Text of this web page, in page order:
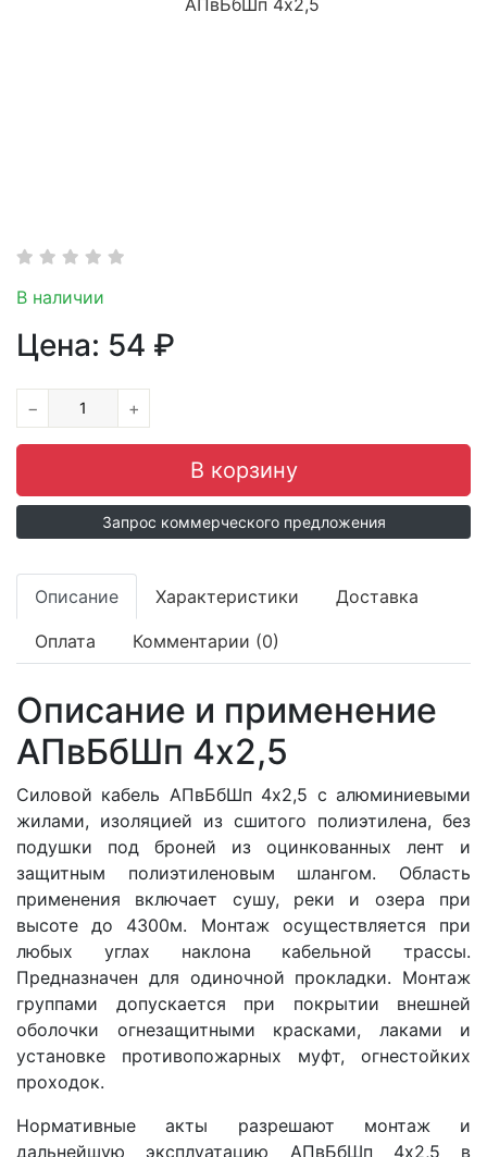
В наличии
Цена: 54 ₽
− +
Запрос коммерческого предложения
Описание Характеристики Доставка
Оплата Комментарии (0)
Описание и применение
АПвБбШп 4x2,5
Силовой кабель АПвБбШп 4x2,5 с алюминиевыми
жилами, изоляцией из сшитого полиэтилена, без
подушки под броней из оцинкованных лент и
защитным полиэтиленовым шлангом. Область
применения включает сушу, реки и озера при
высоте до 4300м. Монтаж осуществляется при
любых углах наклона кабельной трассы.
Предназначен для одиночной прокладки. Монтаж
группами допускается при покрытии внешней
оболочки огнезащитными красками, лаками и
установке противопожарных муфт, огнестойких
проходок.
Нормативные акты разрешают монтаж и
дальнейшую эксплуатацию АПвБбШп 4x2,5 в